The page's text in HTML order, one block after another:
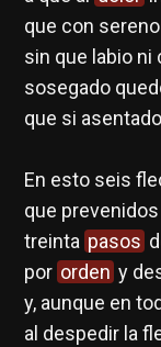
que con
sin que labio
sosegado
que si
En esto seis
que
treinta pasos
por orden y
y, aunque en
al despedir la